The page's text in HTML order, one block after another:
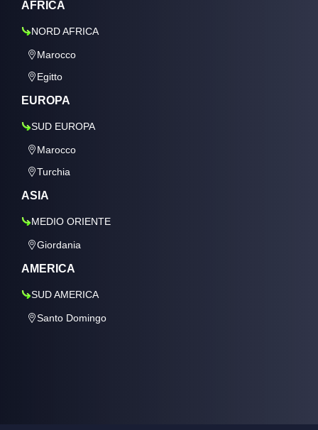
AFRICA
NORD AFRICA
Marocco
Egitto
EUROPA
SUD EUROPA
Marocco
Turchia
ASIA
MEDIO ORIENTE
Giordania
AMERICA
SUD AMERICA
Santo Domingo